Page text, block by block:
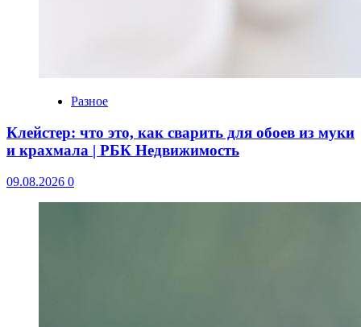
Разное
Клейстер: что это, как сварить для обоев из муки
и крахмала | РБК Недвижимость
09.08.2026 0